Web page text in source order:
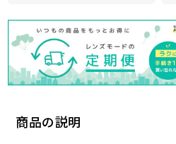
商品の説明